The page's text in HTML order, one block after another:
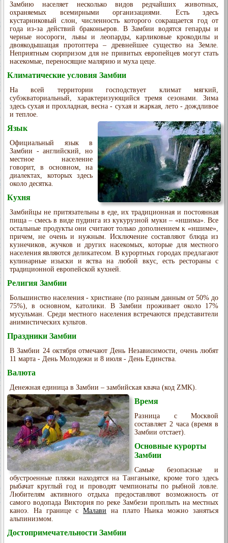
Замбию населяет несколько видов редчайших животных,
охраняемых всемирными организациями. Есть здесь
кустарниковый слон, численность которого сокращается год от
года из-за действий браконьеров. В Замбии водятся гепарды и
черные носороги, львы и леопарды, карликовые крокодилы и
двоякодышащая протоптера – древнейшее существо на Земле.
Неприятным сюрпризом для не привитых европейцев могут стать
насекомые, переносящие малярию и муха цеце.
Климатические условия Замбии
На всей территории господствует климат мягкий,
субэкваториальный, характеризующийся тремя сезонами. Зима
здесь сухая и прохладная, весна - сухая и жаркая, лето - дождливое
и теплое.
Язык
Официальный язык в
Замбии - английский, но
местное население
говорит, в основном, на
диалектах, которых здесь
около десятка.
Кухня
Замбийцы не притязательны в еде, их традиционная и постоянная
пища – смесь в виде пудинга из кукурузной муки – «ншима». Все
остальные продукты они считают только дополнением к «ншиме»,
причем, не очень и нужным. Исключение составляют блюда из
кузнечиков, жучков и других насекомых, которые для местного
населения являются деликатесом. В курортных городах предлагают
кулинарные изыски и яства на любой вкус, есть рестораны с
традиционной европейской кухней.
Религия Замбии
Большинство населения - христиане (по разным данным от 50% до
75%), в основном, католики. В Замбии проживает около 17%
мусульман. Среди местного населения встречаются представители
анимистических культов.
Праздники Замбии
В Замбии 24 октября отмечают День Независимости, очень любят
11 марта - День Молодежи и 8 июля - День Единства.
Валюта
Денежная единица в Замбии – замбийская квача (код ZMK).
Время
Разница с Москвой
составляет 2 часа (время в
Замбии отстает).
Основные курорты
Замбии
Самые безопасные и
обустроенные пляжи находятся на Танганьике, кроме того здесь
рыбачат круглый год и проводят чемпионаты по рыбной ловле.
Любителям активного отдыха предоставляют возможность от
самого водопада Виктория по реке Замбези проплыть на местных
каноэ. На границе сМалави на плато Ньика можно заняться
альпинизмом.
Достопримечательности Замбии